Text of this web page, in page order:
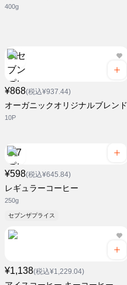
400g
¥868(税込¥937.44)
オーガニックオリジナルブレンド
10P
¥598(税込¥645.84)
レギュラーコーヒー
250g
セブンザプライス
¥1,138(税込¥1,229.04)